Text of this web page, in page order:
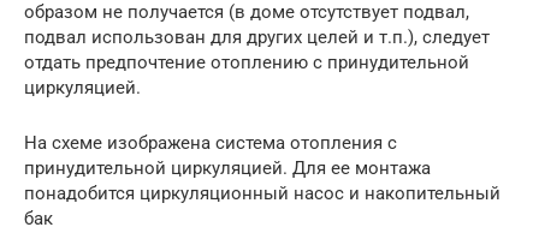
образом не получается (в доме отсутствует подвал,
подвал использован для других целей и т.п.), следует
отдать предпочтение отоплению с принудительной
циркуляцией.
На схеме изображена система отопления с
принудительной циркуляцией. Для ее монтажа
понадобится циркуляционный насос и накопительный
бак